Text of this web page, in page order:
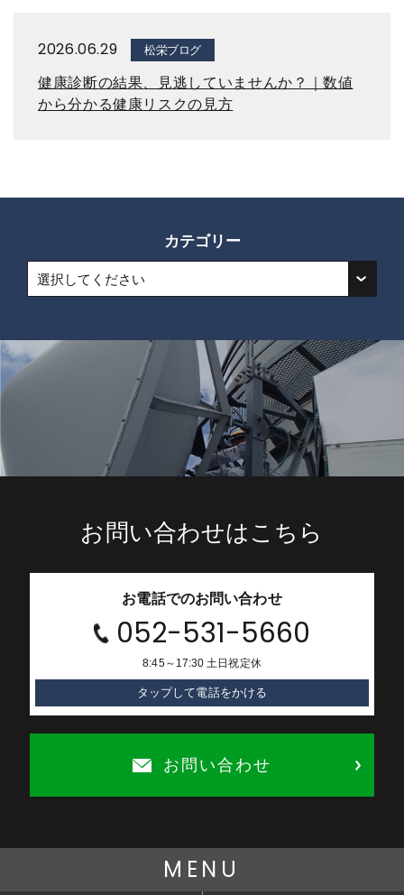
2026.06.29 松栄ブログ
健康診断の結果、見逃していませんか？｜数値
から分かる健康リスクの見方
カテゴリー
選択してください
お問い合わせはこちら
お電話でのお問い合わせ
052-531-5660
8:45～17:30 土日祝定休
タップして電話をかける
お問い合わせ
MENU